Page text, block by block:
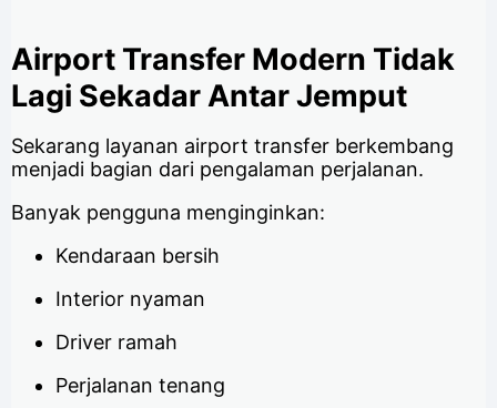
Airport Transfer Modern Tidak
Lagi Sekadar Antar Jemput
Sekarang layanan airport transfer berkembang
menjadi bagian dari pengalaman perjalanan.
Banyak pengguna menginginkan:
Kendaraan bersih
Interior nyaman
Driver ramah
Perjalanan tenang